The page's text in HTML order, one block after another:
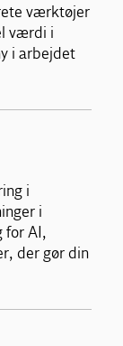
værktøjer
værdi i
i arbejdet
i
i
for AI,
der gør din